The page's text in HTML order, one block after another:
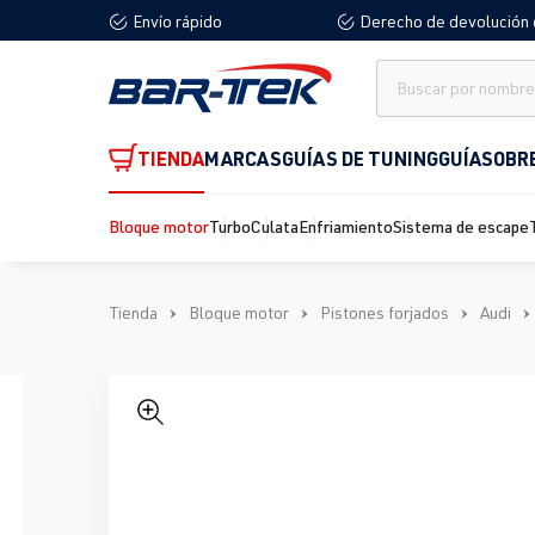
Saltar a la navegación principal
Envío rápido Derecho de devolución
TIENDAMARCASGUÍAS DE TUNINGGUÍA
Bloque motorTurboCulataEnfriamientoSistema de escape
Tienda Bloque motor Pistones forjados Audi